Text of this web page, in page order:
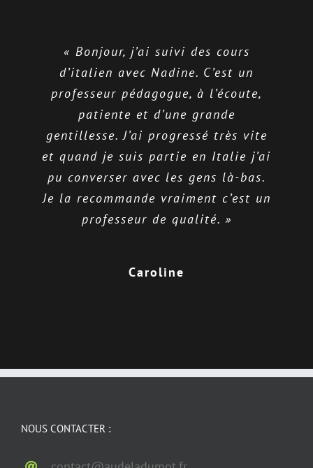
« Bonjour, j’ai suivi des cours
d’italien avec Nadine. C’est un
professeur pédagogue, à l’écoute,
patiente et d’une grande
gentillesse. J’ai progressé très vite
et quand je suis partie en Italie j’ai
pu converser avec les gens là-bas.
Je la recommande vraiment c’est un
professeur de qualité. »
Caroline
NOUS CONTACTER :